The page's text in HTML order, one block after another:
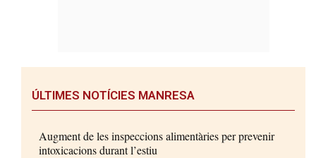
ÚLTIMES NOTÍCIES MANRESA
Augment de les inspeccions alimentàries per prevenir
intoxicacions durant l’estiu